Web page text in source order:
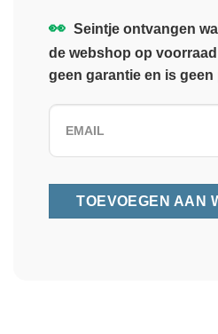
👀 Seintje ontvangen
de webshop op
geen garantie en is geen